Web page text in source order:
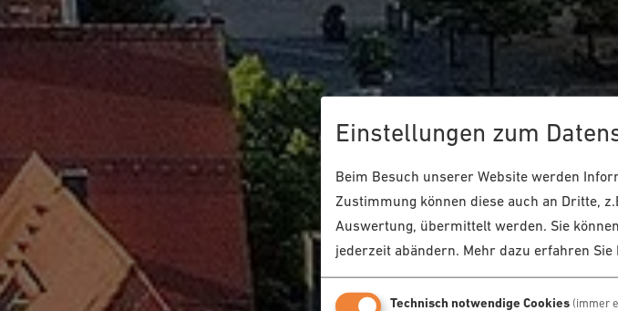
Einstellungen zum
Beim Besuch unserer Website werden
Zustimmung können diese auch an Dritte,
Auswertung, übermittelt werden. Sie
jederzeit abändern. Mehr dazu erfahren Sie
Technisch notwendige Cookies (immer